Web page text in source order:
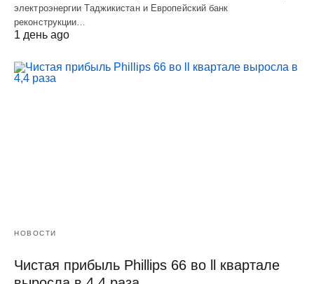
электроэнергии Таджикистан и Европейский банк
реконструкции…
1 день ago
НОВОСТИ
Чистая прибыль Phillips 66 во ll квартале